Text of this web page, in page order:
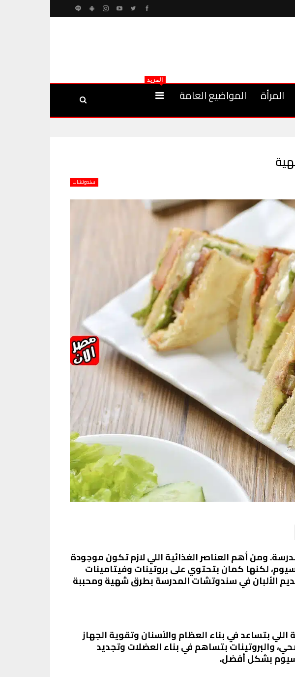
المرأة المواضيع العامة
المزيد
سندوتشات
ومن أهم العناصر الغذائية اللي لازم تكون موجودة
لكنها كمان بتحتوي على بروتينات وفيتامينات
الألبان في سندوتشات المدرسة بطرق شهية ومحببة
اللي بتساعد في بناء العظام والأسنان وتقوية الجهاز
والبروتينات بتساهم في بناء العضلات وتجديد
بشكل أفضل.